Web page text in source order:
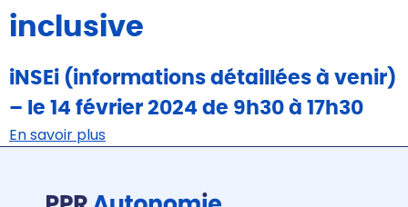
inclusive
iNSEi (informations détaillées à venir)
– le 14 février 2024 de 9h30 à 17h30
En savoir plus